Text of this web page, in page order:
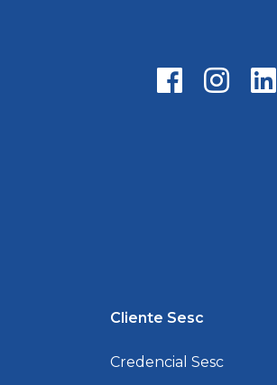
Cliente Sesc
Credencial Sesc